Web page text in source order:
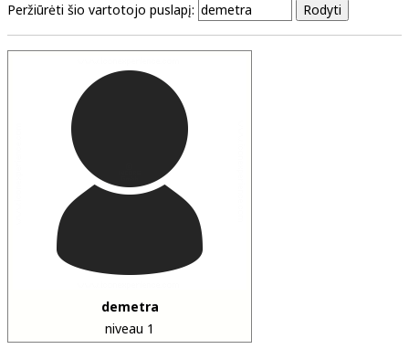
Peržiūrėti šio vartotojo puslapį:
demetra
niveau 1